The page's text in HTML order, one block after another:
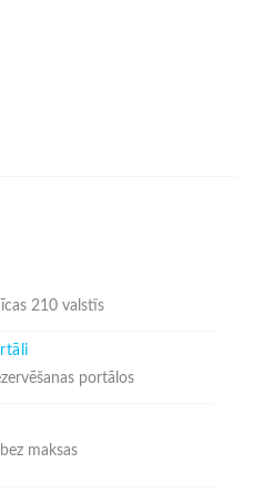
210 valstīs
portālos
maksas